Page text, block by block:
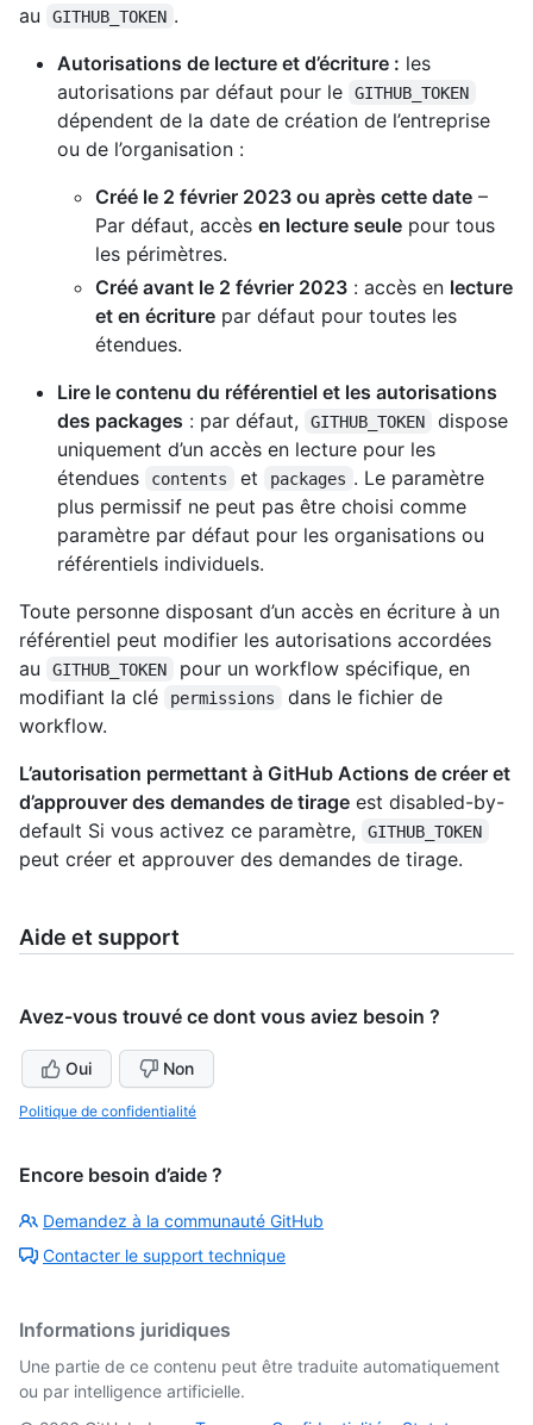
au
GITHUB_TOKEN .
Autorisations de lecture et d’écriture : les
autorisations par défaut pour le
GITHUB_TOKEN
dépendent de la date de création de l’entreprise
ou de l’organisation :
Créé le 2 février 2023 ou après cette date –
Par défaut, accès en lecture seule pour tous
les périmètres.
Créé avant le 2 février 2023 : accès en lecture
et en écriture par défaut pour toutes les
étendues.
Lire le contenu du référentiel et les autorisations
des packages : par défaut, GITHUB_TOKEN
dispose
uniquement d’un accès en lecture pour les
étendues
contents et packages . Le paramètre
plus permissif ne peut pas être choisi comme
paramètre par défaut pour les organisations ou
référentiels individuels.
Toute personne disposant d’un accès en écriture à un
référentiel peut modifier les autorisations accordées
au
GITHUB_TOKEN
pour un workflow spécifique, en
modifiant la clé
permissions
dans le fichier de
workflow.
L’autorisation permettant à GitHub Actions de créer et
d’approuver des demandes de tirage est disabled-by-
default Si vous activez ce paramètre,
GITHUB_TOKEN
peut créer et approuver des demandes de tirage.
Aide et support
Avez-vous trouvé ce dont vous aviez besoin ?
Oui Non
Politique de confidentialité
Encore besoin d’aide ?
Demandez à la communauté GitHub
Contacter le support technique
Informations juridiques
Une partie de ce contenu peut être traduite automatiquement
ou par intelligence artificielle.